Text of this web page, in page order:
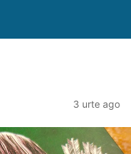
3 urte ago